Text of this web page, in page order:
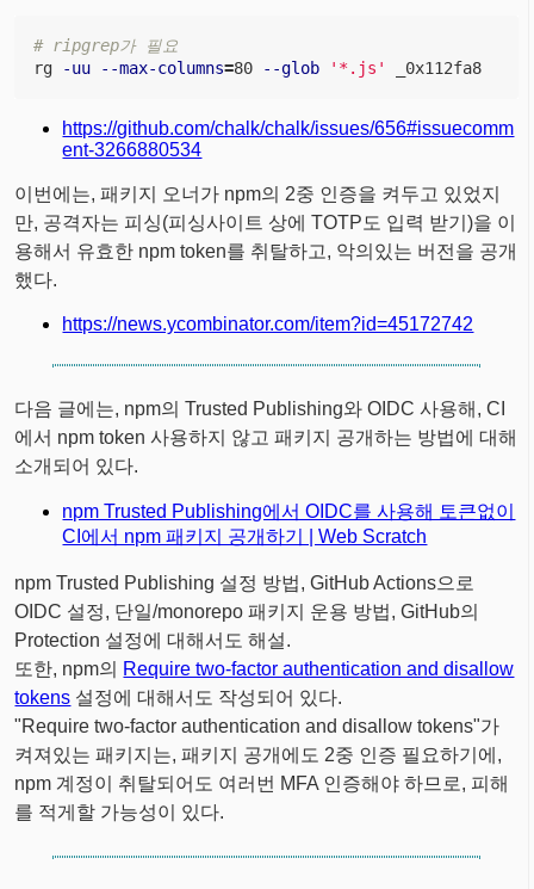
# ripgrep가 필요
rg -uu --max-columns=80 --glob '*.js'
https://github.com/chalk/chalk/issues/656#issuecomm
ent-3266880534
이번에는, 패키지 오너가 npm의 2중 인증을 켜두고 있었지
만, 공격자는 피싱(피싱사이트 상에 TOTP도 입력 받기)을 이
용해서 유효한 npm token를 취탈하고, 악의있는 버전을 공개
했다.
https://news.ycombinator.com/item?id=45172742
다음 글에는, npm의 Trusted Publishing와 OIDC 사용해, CI
에서 npm token 사용하지 않고 패키지 공개하는 방법에 대해
소개되어 있다.
npm Trusted Publishing에서 OIDC를 사용해 토큰없이
CI에서 npm 패키지 공개하기 | Web Scratch
npm Trusted Publishing 설정 방법, GitHub Actions으로
OIDC 설정, 단일/monorepo 패키지 운용 방법, GitHub의
Protection 설정에 대해서도 해설.
또한, npm의 Require two-factor authentication and disallow
tokens 설정에 대해서도 작성되어 있다.
"Require two-factor authentication and disallow tokens"가
켜져있는 패키지는, 패키지 공개에도 2중 인증 필요하기에,
npm 계정이 취탈되어도 여러번 MFA 인증해야 하므로, 피해
를 적게할 가능성이 있다.